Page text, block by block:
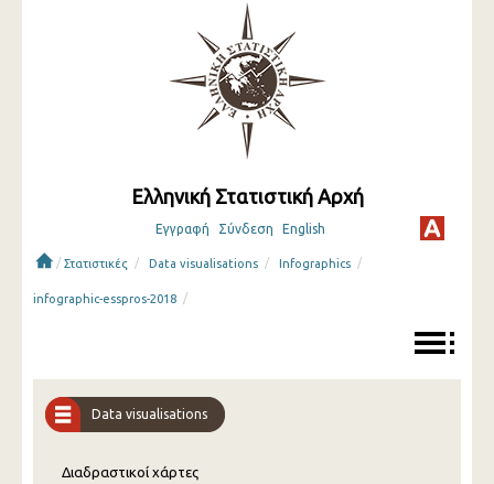
Ελληνική Στατιστική Αρχή
Εγγραφή Σύνδεση English
/ Στατιστικές / Data visualisations / Infographics /
infographic-esspros-2018 /
Data visualisations
Διαδραστικοί χάρτες